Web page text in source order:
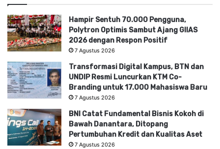
Hampir Sentuh 70.000 Pengguna,
Polytron Optimis Sambut Ajang GIIAS
2026 dengan Respon Positif
7 Agustus 2026
Transformasi Digital Kampus, BTN dan
UNDIP Resmi Luncurkan KTM Co-
Branding untuk 17.000 Mahasiswa Baru
7 Agustus 2026
BNI Catat Fundamental Bisnis Kokoh di
Bawah Danantara, Ditopang
Pertumbuhan Kredit dan Kualitas Aset
7 Agustus 2026